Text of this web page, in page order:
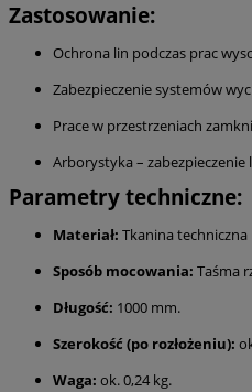
Zastosowanie:
Ochrona lin podczas prac
Zabezpieczenie systemów
Prace w przestrzeniach
Arborystyka –
Parametry techniczne:
Materiał: Tkanina techniczna
Sposób mocowania: Taśma
Długość: 1000 mm.
Szerokość (po rozłożeniu):
Waga: ok. 0,24 kg.